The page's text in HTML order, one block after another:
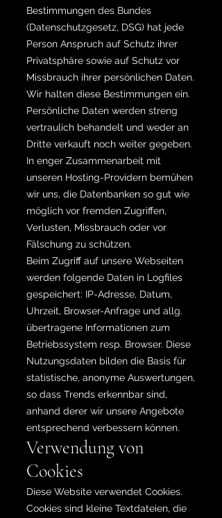
Bestimmungen des Bundes
(Datenschutzgesetz, DSG) hat jede
Person Anspruch auf Schutz ihrer
Privatsphäre sowie auf Schutz vor
Missbrauch ihrer persönlichen Daten.
Wir halten diese Bestimmungen ein.
Persönliche Daten werden streng
vertraulich behandelt und weder an
Dritte verkauft noch weiter gegeben.
In enger Zusammenarbeit mit
unseren Hosting-Providern bemühen
wir uns, die Datenbanken so gut wie
möglich vor fremden Zugriffen,
Verlusten, Missbrauch oder vor
Fälschung zu schützen.
Beim Zugriff auf unsere Webseiten
werden folgende Daten in Logfiles
gespeichert: IP-Adresse, Datum,
Uhrzeit, Browser-Anfrage und allg.
übertragene Informationen zum
Betriebssystem resp. Browser. Diese
Nutzungsdaten bilden die Basis für
statistische, anonyme Auswertungen,
so dass Trends erkennbar sind,
anhand derer wir unsere Angebote
entsprechend verbessern können.
Verwendung von
Cookies
Diese Website verwendet Cookies.
Cookies sind kleine Textdateien, die